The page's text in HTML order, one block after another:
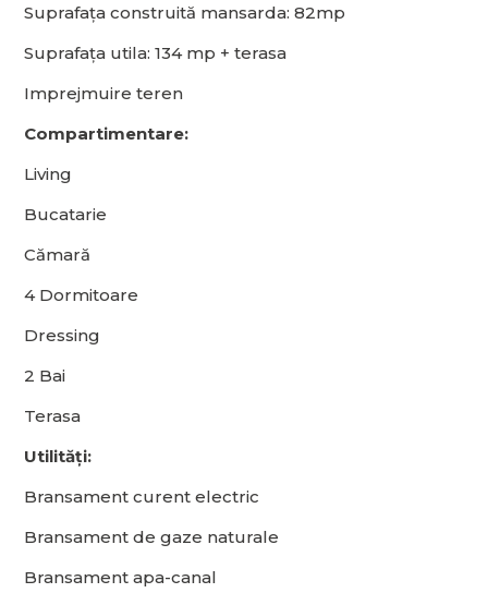
Suprafața construită mansarda: 82mp
Suprafața utila: 134 mp + terasa
Imprejmuire teren
Compartimentare:
Living
Bucatarie
Cămară
4 Dormitoare
Dressing
2 Bai
Terasa
Utilități:
Bransament curent electric
Bransament de gaze naturale
Bransament apa-canal